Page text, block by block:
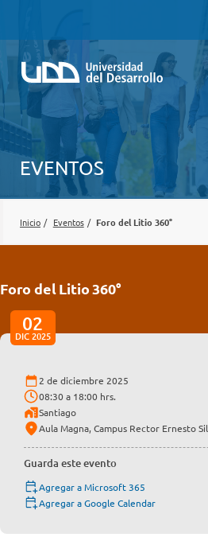
EVENTOS
Inicio / Eventos / Foro del Litio 360°
Foro del Litio 360°
02
DIC 2025
2 de diciembre 2025
08:30 a 18:00 hrs.
Santiago
Aula Magna, Campus Rector Ernesto
Guarda este evento
Agregar a Microsoft 365
Agregar a Google Calendar